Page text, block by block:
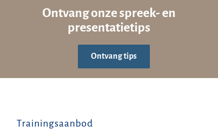
Ontvang onze spreek- en
presentatietips
Ontvang tips
Trainingsaanbod